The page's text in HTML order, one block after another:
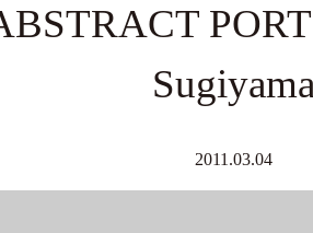
2011.03.04